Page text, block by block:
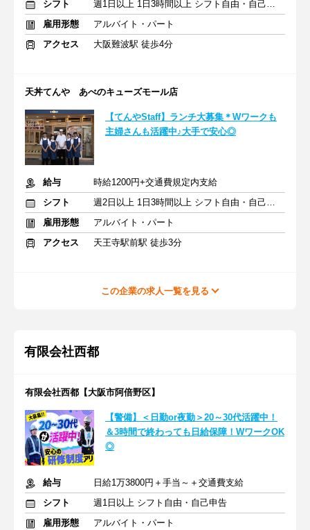
シフト
週1日以上 1日3時間以上 シフト自由・自己申告
雇用形態
アルバイト・パート
アクセス
大阪難波駅 徒歩4分
天丼てんや あべのキューズモール店
【てんやStaff】ランチ大募集＊Wワークも
主婦さんも活躍中♪大手で安心◎
給与
時給1200円+交通費規定内支給
シフト
週2日以上 1日3時間以上 シフト自由・自己申告
雇用形態
アルバイト・パート
アクセス
天王寺駅前駅 徒歩3分
この企業の求人一覧を見る
有限会社西都
有限会社西都【大阪市阿倍野区】
【警備】＜日勤or夜勤＞20～30代活躍中！
＆3時間で終わっても日給保障！WワークOK
◎
給与
日給1万3800円＋手当～＋交通費支給
シフト
週1日以上 シフト自由・自己申告
雇用形態
アルバイト・パート